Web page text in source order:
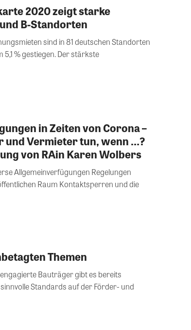
2020 zeigt starke
B-Standorten
sind in 81 deutschen Standorten
% gestiegen. Der stärkste
in Zeiten von Corona –
und Vermieter tun, wenn …?
von RAin Karen Wolbers
Allgemeinverfügungen Regelungen
Raum Kontaktsperren und die
Themen
Bauträger gibt es bereits
Standards auf der Förder- und